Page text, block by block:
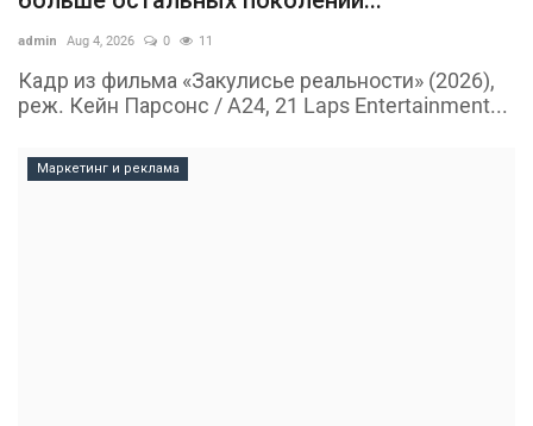
admin Aug 4, 2026 0 11
Кадр из фильма «Закулисье реальности» (2026),
реж. Кейн Парсонс / A24, 21 Laps Entertainment...
Маркетинг и реклама